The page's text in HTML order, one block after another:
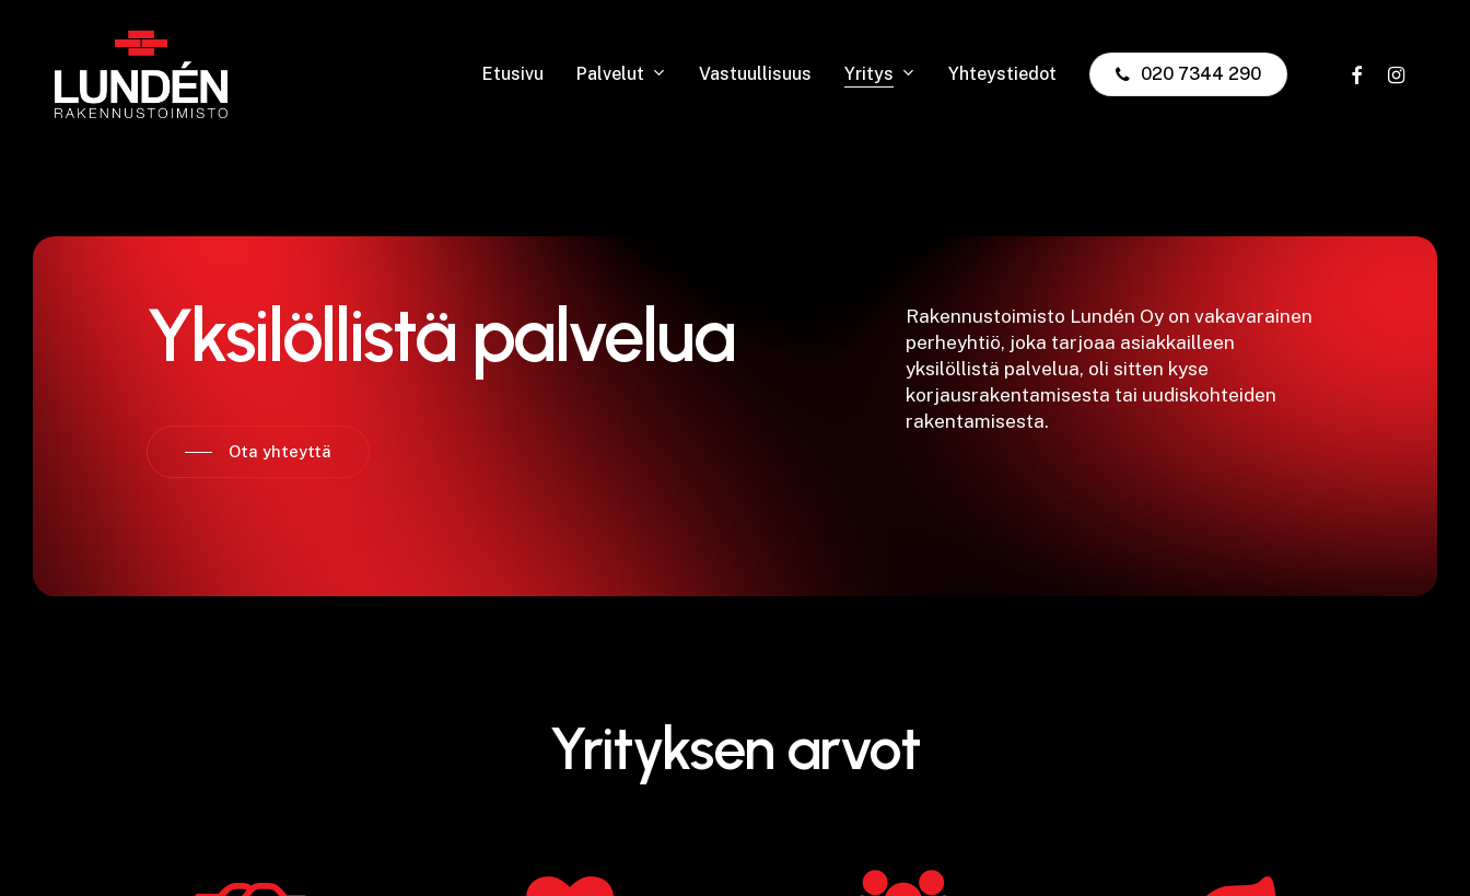
content
Etusivu Palvelut Vastuullisuus Yritys Yhteystiedot 020 7344 290 facebookinstagram
Yksilöllistä palvelua
Ota yhteyttä
Rakennustoimisto Lundén Oy on vakavarainen
perheyhtiö, joka tarjoaa asiakkailleen
yksilöllistä palvelua, oli sitten kyse
korjausrakentamisesta tai uudiskohteiden
rakentamisesta.
Yrityksen arvot